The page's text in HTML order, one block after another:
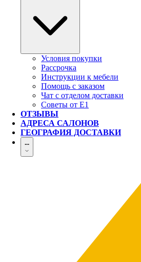
Условия покупки
Рассрочка
Инструкции к мебели
Помощь с заказом
Чат с отделом доставки
Советы от Е1
ОТЗЫВЫ
АДРЕСА САЛОНОВ
ГЕОГРАФИЯ ДОСТАВКИ
...